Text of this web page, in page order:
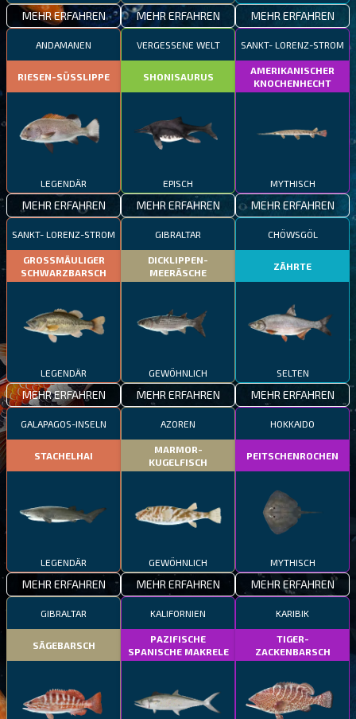
MEHR ERFAHREN MEHR ERFAHREN MEHR ERFAHREN
ANDAMANEN
RIESEN-SÜSSLIPPE
LEGENDÄR
MEHR ERFAHREN
VERGESSENE WELT
SHONISAURUS
EPISCH
MEHR ERFAHREN
SANKT- LORENZ-STROM
AMERIKANISCHER
KNOCHENHECHT
MYTHISCH
MEHR ERFAHREN
SANKT- LORENZ-STROM
GROSSMÄULIGER
SCHWARZBARSCH
LEGENDÄR
MEHR ERFAHREN
GIBRALTAR
DICKLIPPEN-
MEERÄSCHE
GEWÖHNLICH
MEHR ERFAHREN
CHÖWSGÖL
ZÄHRTE
SELTEN
MEHR ERFAHREN
GALAPAGOS-INSELN
STACHELHAI
LEGENDÄR
MEHR ERFAHREN
AZOREN
MARMOR-
KUGELFISCH
GEWÖHNLICH
MEHR ERFAHREN
HOKKAIDO
PEITSCHENROCHEN
MYTHISCH
MEHR ERFAHREN
GIBRALTAR
SÄGEBARSCH
KALIFORNIEN
PAZIFISCHE
SPANISCHE MAKRELE
KARIBIK
TIGER-
ZACKENBARSCH